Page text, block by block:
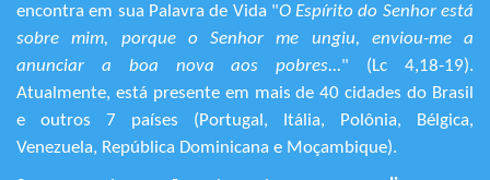
encontra em sua Palavra de Vida "O Espírito do Senhor está
sobre mim, porque o Senhor me ungiu, enviou-me a
anunciar a boa nova aos pobres..." (Lc 4,18-19).
Atualmente, está presente em mais de 40 cidades do Brasil
e outros 7 países (Portugal, Itália, Polônia, Bélgica,
Venezuela, República Dominicana e Moçambique).